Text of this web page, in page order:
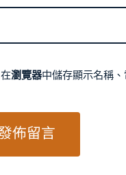
在瀏覽器中儲存顯示名稱